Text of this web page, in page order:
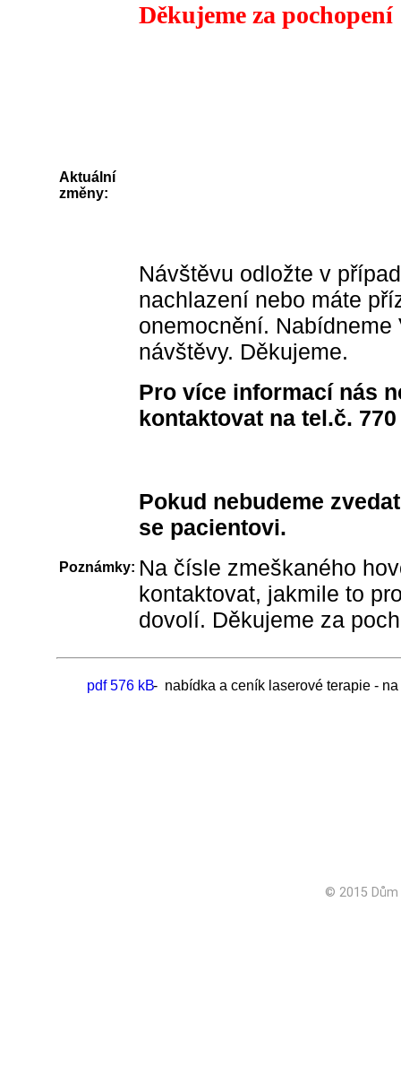
Aktuální
změny:
Děkujeme za pochopení
Návštěvu odložte v
nachlazení nebo máte
onemocnění. Nabídneme
návštěvy. Děkujeme.
Pro více informací nás
kontaktovat na tel.č. 770
Poznámky:
Pokud nebudeme
se pacientovi.
Na čísle zmeškaného
kontaktovat, jakmile to
dovolí. Děkujeme za
pdf 576 kB- nabídka a ceník laserové terapie -
© 2015